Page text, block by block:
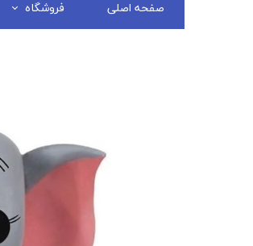
خروج از حساب کاربری
صفحه اصلی فروشگاه